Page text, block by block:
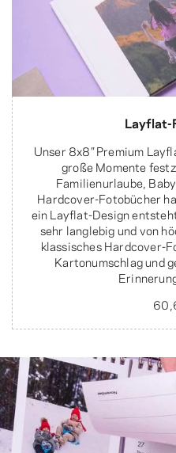
Layflat-
Unser 8x8” Premium
große Momente
Familienurlaube,
Hardcover-Fotobücher
ein Layflat-Design
sehr langlebig und von
klassisches Hardcover-
Kartonumschlag und